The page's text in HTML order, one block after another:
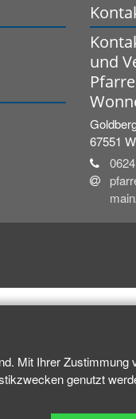
und
67551
Mit Ihrer Zustimmung
genutzt